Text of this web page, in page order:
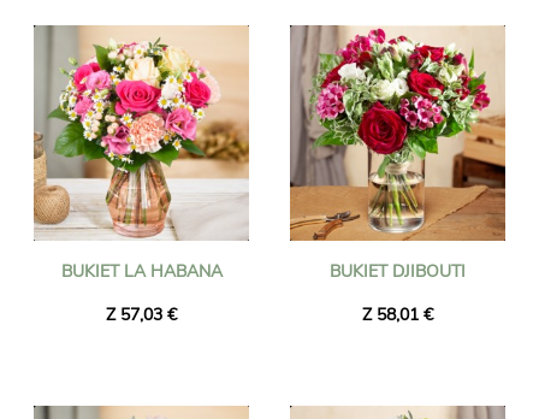
BUKIET LA HABANA
Z 57,03 €
BUKIET DJIBOUTI
Z 58,01 €